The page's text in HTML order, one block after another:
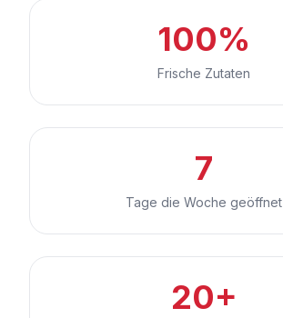
100%
Frische Zutaten
7
Tage die Woche geöffnet
20+